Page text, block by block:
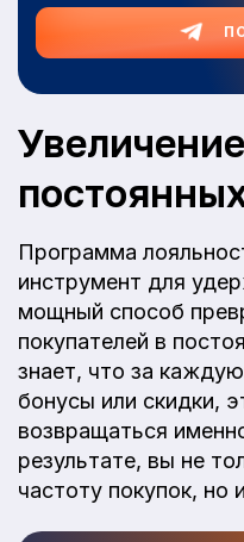
Программа
инструмент для
мощный способ
покупателей в
знает, что за
бонусы или скидки,
возвращаться
результате, вы не
частоту покупок, но